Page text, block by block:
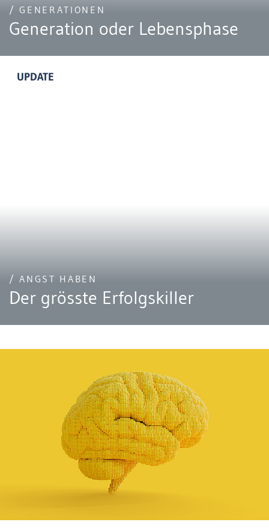
/ GENERATIONEN
Generation oder Lebensphase
UPDATE
/ ANGST HABEN
Der grösste Erfolgskiller